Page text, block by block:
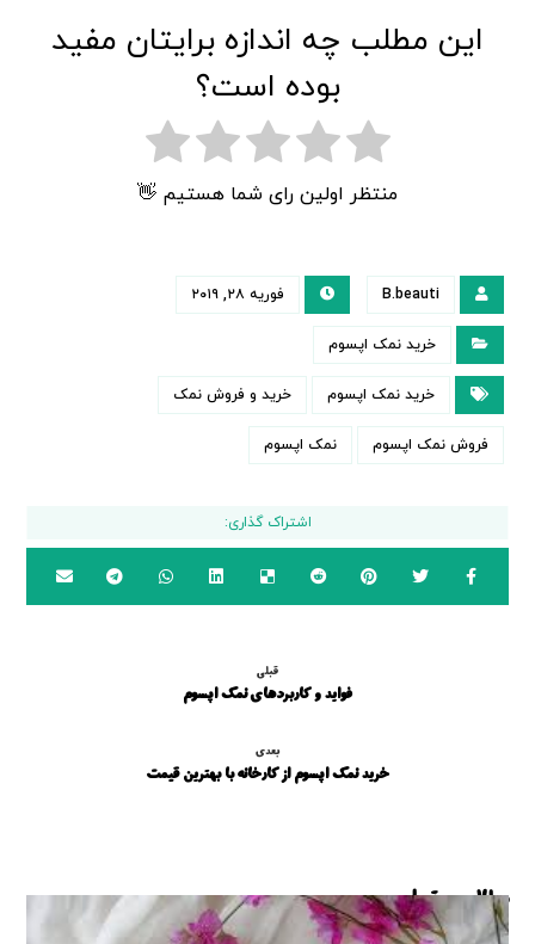
این مطلب چه اندازه برایتان مفید
بوده است؟
منتظر اولین رای شما هستیم 👋
B.beauti فوریه ۲۸, ۲۰۱۹
خرید نمک اپسوم
خرید نمک اپسوم خرید و فروش نمک
فروش نمک اپسوم نمک اپسوم
قبلی
فواید و کاربردهای نمک اپسوم
بعدی
خرید نمک اپسوم از کارخانه با بهترین قیمت
مطالب مرتبط ...